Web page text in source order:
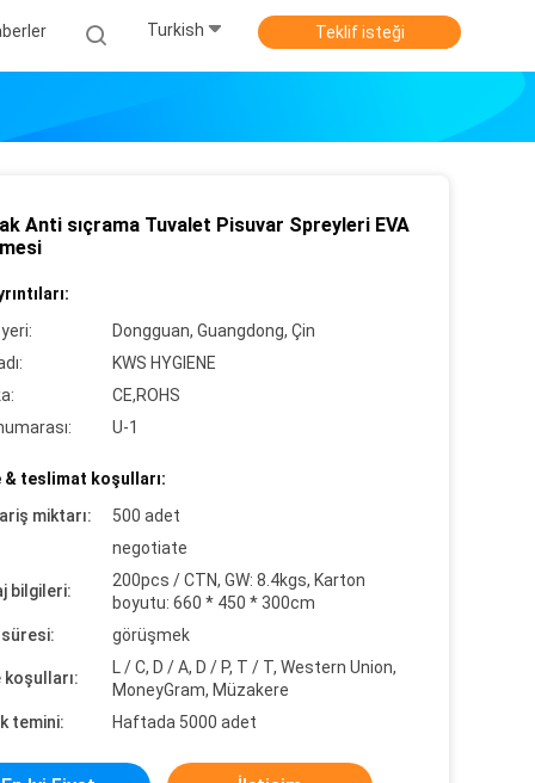
Turkish Teklif isteği
Anti sıçrama Tuvalet Pisuvar Spreyleri EVA
Dongguan, Guangdong, Çin
KWS HYGIENE
CE,ROHS
U-1
& teslimat koşulları:
miktarı:
500 adet
negotiate
bilgileri:
200pcs / CTN, GW: 8.4kgs, Karton
boyutu: 660 * 450 * 300cm
görüşmek
koşulları:
L / C, D / A, D / P, T / T, Western Union,
MoneyGram, Müzakere
temini:
Haftada 5000 adet